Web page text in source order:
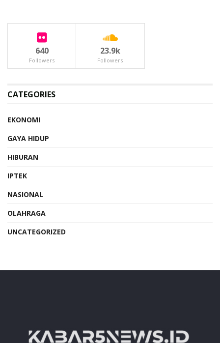
640
Followers
23.9k
Followers
CATEGORIES
EKONOMI
GAYA HIDUP
HIBURAN
IPTEK
NASIONAL
OLAHRAGA
UNCATEGORIZED